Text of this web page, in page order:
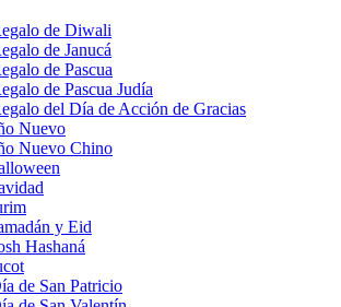
de Diwali
de Janucá
de Pascua
de Pascua Judía
del Día de Acción de Gracias
Nuevo
Nuevo Chino
y Eid
Hashaná
de San Patricio